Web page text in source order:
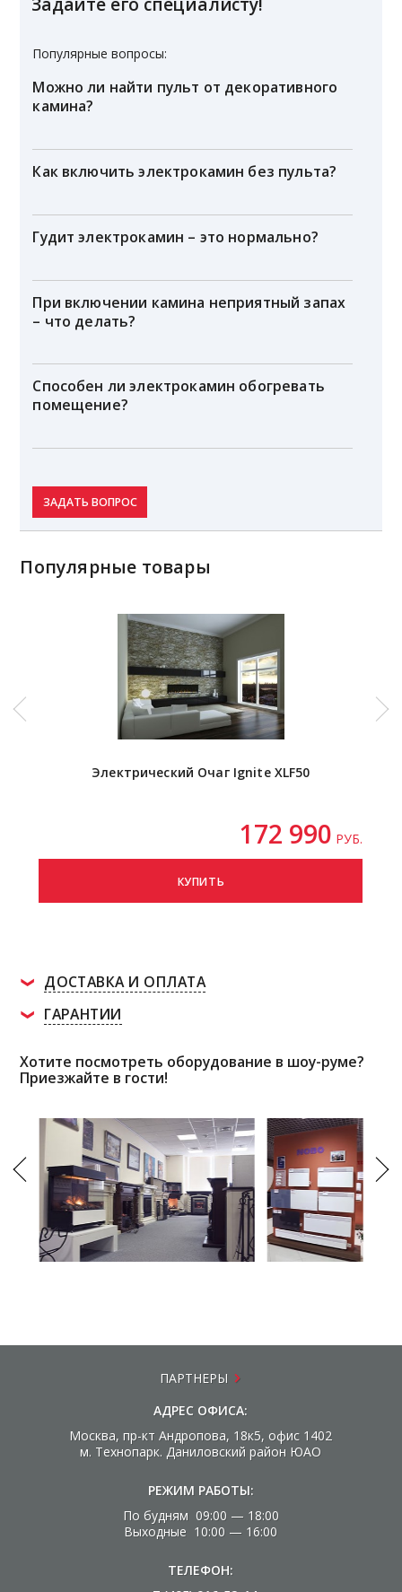
Популярные вопросы:
Можно ли найти пульт от декоративного
камина?
Как включить электрокамин без пульта?
Гудит электрокамин – это нормально?
При включении камина неприятный запах
– что делать?
Способен ли электрокамин обогревать
помещение?
ЗАДАТЬ ВОПРОС
Популярные товары
Электрический Очаг Ignite XLF50
172 990 РУБ.
КУПИТЬ
ДОСТАВКА И ОПЛАТА
ГАРАНТИИ
Хотите посмотреть оборудование в шоу-руме?
Приезжайте в гости!
ПАРТНЕРЫ
АДРЕС ОФИСА:
Москва, пр-кт Андропова, 18к5, офис 1402
м. Технопарк. Даниловский район ЮАО
РЕЖИМ РАБОТЫ:
По будням 09:00 — 18:00
Выходные 10:00 — 16:00
ТЕЛЕФОН: